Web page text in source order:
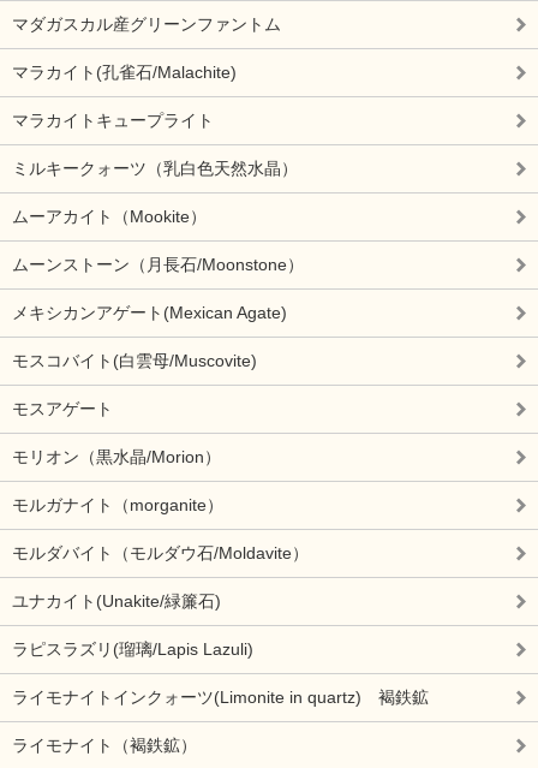
マダガスカル産グリーンファントム
マラカイト(孔雀石/Malachite)
マラカイトキュープライト
ミルキークォーツ（乳白色天然水晶）
ムーアカイト（Mookite）
ムーンストーン（月長石/Moonstone）
メキシカンアゲート(Mexican Agate)
モスコバイト(白雲母/Muscovite)
モスアゲート
モリオン（黒水晶/Morion）
モルガナイト（morganite）
モルダバイト（モルダウ石/Moldavite）
ユナカイト(Unakite/緑簾石)
ラピスラズリ(瑠璃/Lapis Lazuli)
ライモナイトインクォーツ(Limonite in quartz) 褐鉄鉱
ライモナイト（褐鉄鉱）